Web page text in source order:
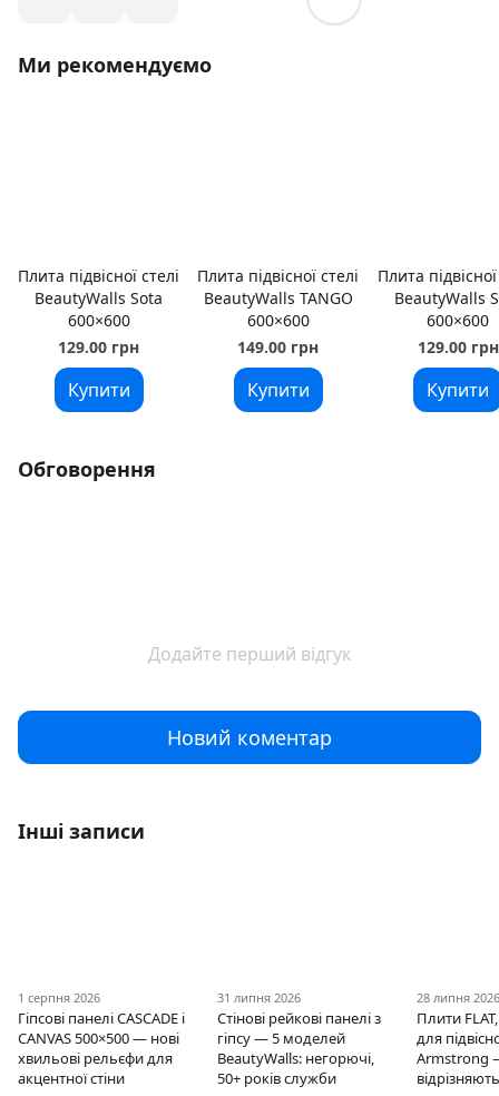
Ми рекомендуємо
Плита підвісної стелі
BeautyWalls Sota
600×600
129.00 грн
Купити
Плита підвісної стелі
BeautyWalls TANGO
600×600
149.00 грн
Купити
Плита підвісної
BeautyWalls
600×600
129.00 грн
Купити
Обговорення
Додайте перший відгук
Новий коментар
Інші записи
1 серпня 2026
Гіпсові панелі CASCADE і
CANVAS 500×500 — нові
хвильові рельєфи для
акцентної стіни
31 липня 2026
Стінові рейкові панелі з
гіпсу — 5 моделей
BeautyWalls: негорючі,
50+ років служби
28 липня
Плити FLAT,
для
Armstrong